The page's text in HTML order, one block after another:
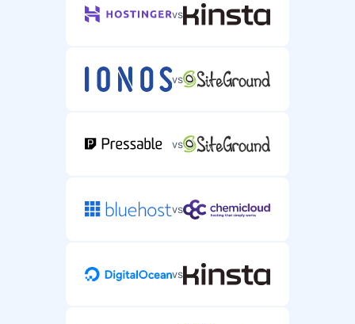
vs
vs
vs
vs
vs